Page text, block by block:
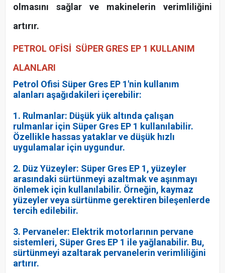
olmasını sağlar ve makinelerin verimliliğini
artırır.
PETROL OFİSİ SÜPER GRES EP 1 KULLANIM
ALANLARI
Petrol Ofisi Süper Gres EP 1'nin kullanım
alanları aşağıdakileri içerebilir:
1. Rulmanlar: Düşük yük altında çalışan
rulmanlar için Süper Gres EP 1 kullanılabilir.
Özellikle hassas yataklar ve düşük hızlı
uygulamalar için uygundur.
2. Düz Yüzeyler: Süper Gres EP 1, yüzeyler
arasındaki sürtünmeyi azaltmak ve aşınmayı
önlemek için kullanılabilir. Örneğin, kaymaz
yüzeyler veya sürtünme gerektiren bileşenlerde
tercih edilebilir.
3. Pervaneler: Elektrik motorlarının pervane
sistemleri, Süper Gres EP 1 ile yağlanabilir. Bu,
sürtünmeyi azaltarak pervanelerin verimliliğini
artırır.